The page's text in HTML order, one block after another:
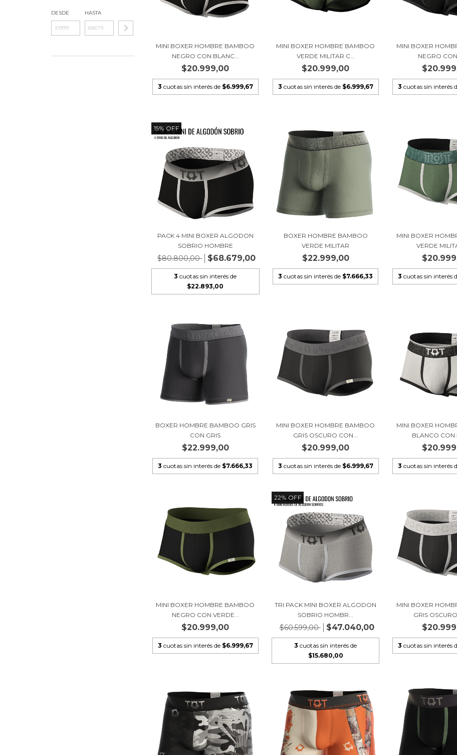
DESDE HASTA
MINI BOXER HOMBRE BAMBOO
NEGRO CON BLANC...
$20.999,00
3 cuotas sin interés de $6.999,67
MINI BOXER HOMBRE BAMBOO
VERDE MILITAR C...
$20.999,00
3 cuotas sin interés de $6.999,67
MINI BOXER
NEGRO
3 cuotas sin interés
15%OFF
PACK 4 MINI BOXER ALGODON
SOBRIO HOMBRE
$80.800,00 $68.679,00
3 cuotas sin interés de
$22.893,00
BOXER HOMBRE BAMBOO
VERDE MILITAR
$22.999,00
3 cuotas sin interés de $7.666,33
MINI BOXER
VERDE
3 cuotas sin interés
BOXER HOMBRE BAMBOO GRIS
CON GRIS
$22.999,00
3 cuotas sin interés de $7.666,33
MINI BOXER HOMBRE BAMBOO
GRIS OSCURO CON...
$20.999,00
3 cuotas sin interés de $6.999,67
MINI BOXER
BLANCO CON
3 cuotas sin interés
MINI BOXER HOMBRE BAMBOO
NEGRO CON VERDE...
$20.999,00
3 cuotas sin interés de $6.999,67
22%OFF
TRI PACK MINI BOXER ALGODON
SOBRIO HOMBR...
$60.599,00 $47.040,00
3 cuotas sin interés de
$15.680,00
MINI BOXER
GRIS OSCURO
3 cuotas sin interés